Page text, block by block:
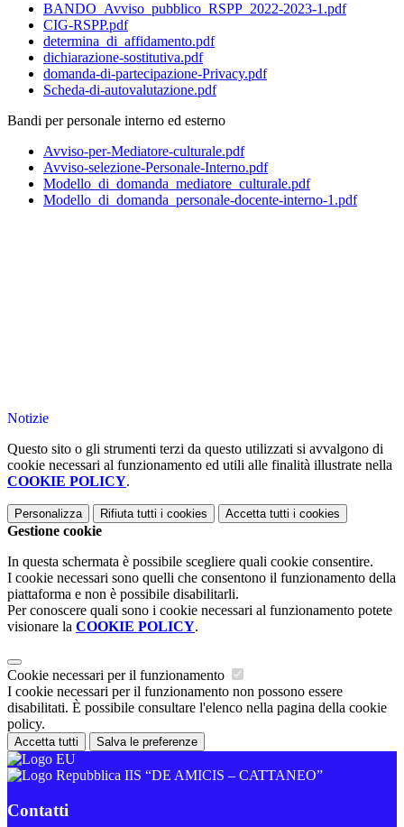
BANDO_Avviso_pubblico_RSPP_2022-2023-1.pdf
CIG-RSPP.pdf
determina_di_affidamento.pdf
dichiarazione-sostitutiva.pdf
domanda-di-partecipazione-Privacy.pdf
Scheda-di-autovalutazione.pdf
Bandi per personale interno ed esterno
Avviso-per-Mediatore-culturale.pdf
Avviso-selezione-Personale-Interno.pdf
Modello_di_domanda_mediatore_culturale.pdf
Modello_di_domanda_personale-docente-interno-1.pdf
Notizie
Questo sito o gli strumenti terzi da questo utilizzati si avvalgono di
cookie necessari al funzionamento ed utili alle finalità illustrate nella
COOKIE POLICY.
Personalizza Rifiuta tutti i cookies Accetta tutti i cookies
Gestione cookie
In questa schermata è possibile scegliere quali cookie consentire.
I cookie necessari sono quelli che consentono il funzionamento della
piattaforma e non è possibile disabilitarli.
Per conoscere quali sono i cookie necessari al funzionamento potete
visionare la COOKIE POLICY.
Cookie necessari per il funzionamento
I cookie necessari per il funzionamento non possono essere
disabilitati. È possibile consultare l'elenco nella pagina della cookie
policy.
Accetta tutti Salva le preferenze
IIS “DE AMICIS – CATTANEO”
Contatti